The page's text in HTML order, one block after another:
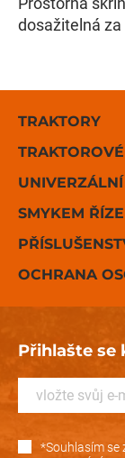
dosažitelná
TRAKTORY
SMYKEM
OCHRANA
Přihlašte se
*Souhlasím se